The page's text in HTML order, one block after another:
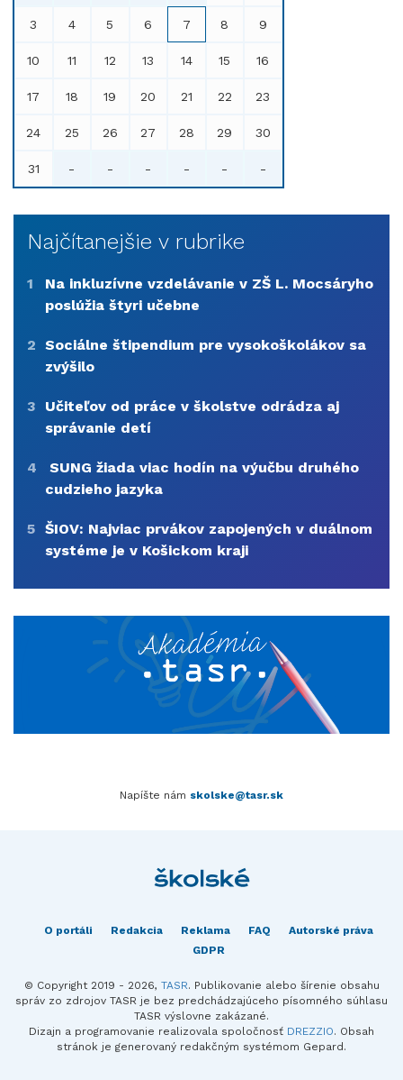
3 4 5 6 7 8 9
10 11 12 13 14 15 16
17 18 19 20 21 22 23
24 25 26 27 28 29 30
31 - - - - - -
Najčítanejšie v rubrike
1
Na inkluzívne vzdelávanie v ZŠ L. Mocsáryho
poslúžia štyri učebne
2 Sociálne štipendium pre vysokoškolákov sa
zvýšilo
3
Učiteľov od práce v školstve odrádza aj
správanie detí
4
SUNG žiada viac hodín na výučbu druhého
cudzieho jazyka
5 ŠIOV: Najviac prvákov zapojených v duálnom
systéme je v Košickom kraji
Napíšte nám skolske@tasr.sk
O portáli Redakcia Reklama FAQ
Autorské práva
GDPR
© Copyright 2019 - 2026, TASR. Publikovanie alebo šírenie obsahu
správ zo zdrojov TASR je bez predchádzajúceho písomného súhlasu
TASR výslovne zakázané.
Dizajn a programovanie realizovala spoločnosť DREZZIO. Obsah
stránok je generovaný redakčným systémom Gepard.